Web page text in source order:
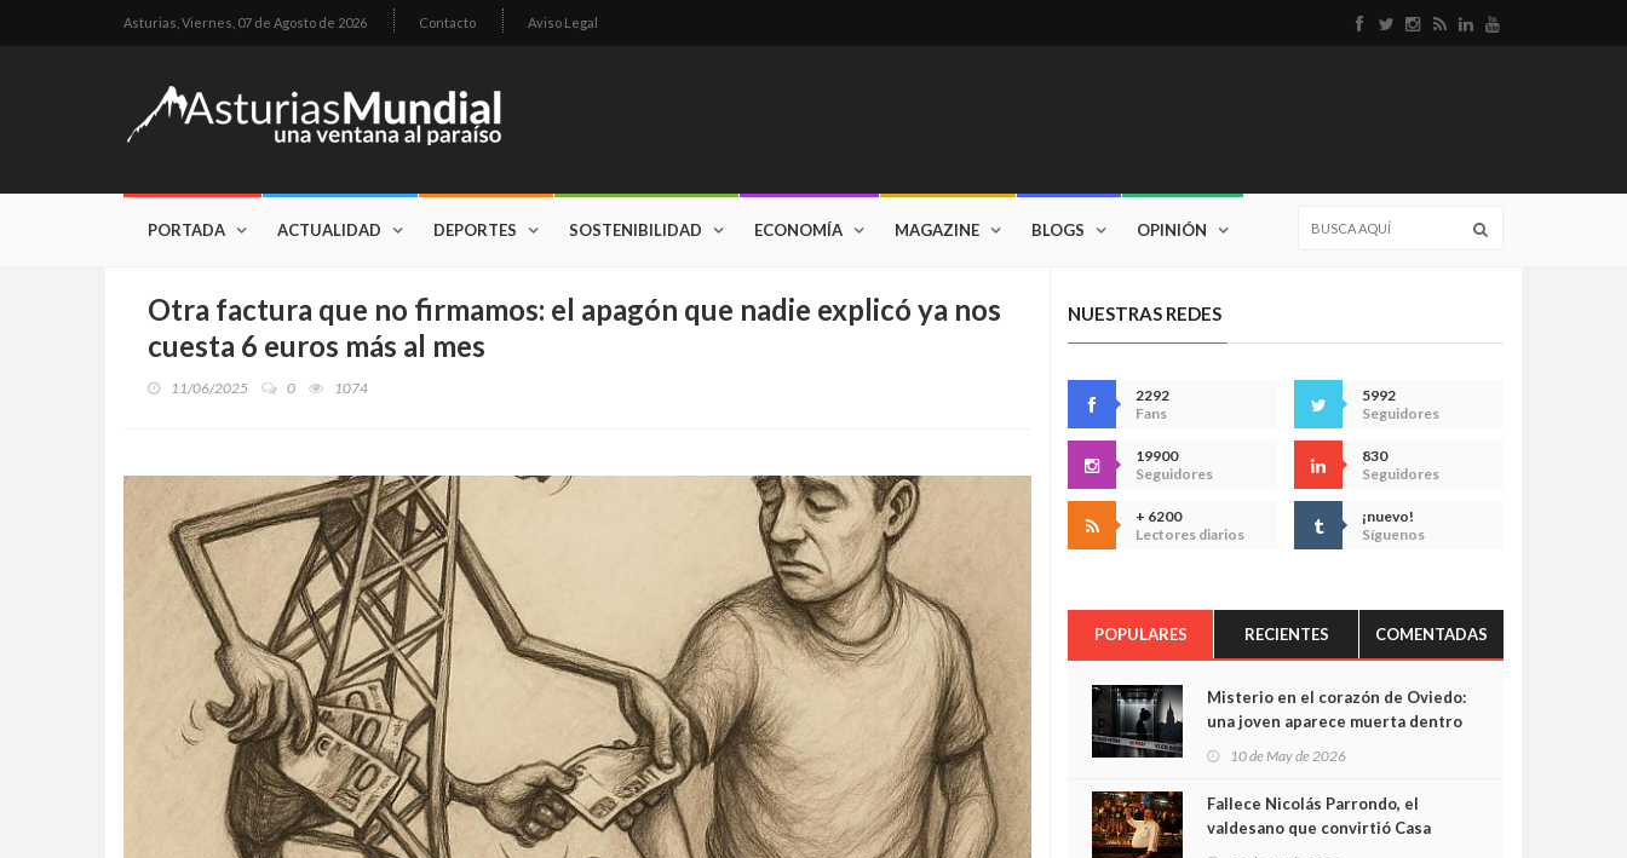
Asturias, Viernes, 07 de Agosto de 2026 Contacto Aviso Legal
PORTADA ACTUALIDAD DEPORTES SOSTENIBILIDAD ECONOMÍA MAGAZINE BLOGS OPINIÓN
Otra factura que no firmamos: el apagón que nadie explicó ya nos
cuesta 6 euros más al mes
11/06/2025 0 1074
NUESTRAS REDES
2292
Fans
5992
Seguidores
19900
Seguidores
830
Seguidores
+ 6200
Lectores diarios
¡nuevo!
Síguenos
POPULARES RECIENTES COMENTADAS
Misterio en el corazón de Oviedo:
una joven aparece muerta dentro
cámaras captan sus últimos
minutos
10 de May de 2026
Fallece Nicolás Parrondo, el
valdesano que convirtió Casa